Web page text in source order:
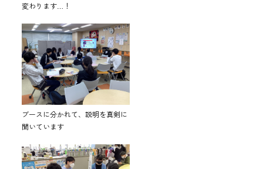
変わります…！
ブースに分かれて、説明を真剣に
聞いています